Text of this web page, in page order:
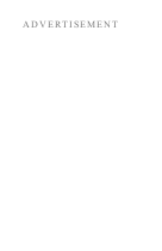
ADVERTISEMENT